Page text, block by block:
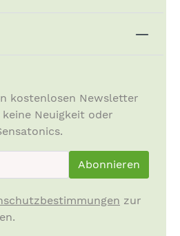
kostenlosen Newsletter
Neuigkeit oder
Abonnieren
zur